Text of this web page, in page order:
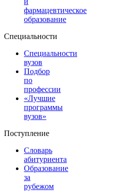
фармацевтическое
образование
Специальности
Специальности
вузов
Подбор
по
профессии
«Лучшие
программы
вузов»
Поступление
Словарь
абитуриента
Образование
за
рубежом